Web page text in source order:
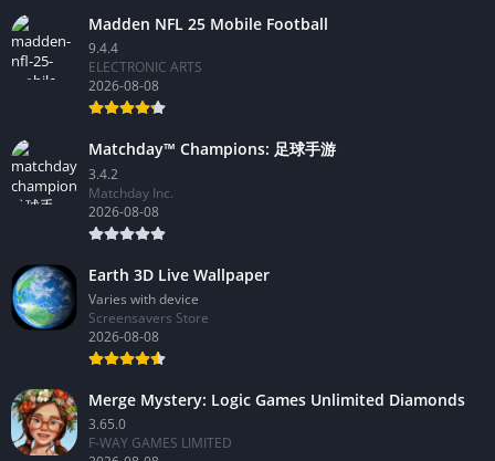
Madden NFL 25 Mobile Football
9.4.4
ELECTRONIC ARTS
2026-08-08
Matchday™ Champions: 足球手游
3.4.2
Matchday Inc.
2026-08-08
Earth 3D Live Wallpaper
Varies with device
Screensavers Store
2026-08-08
Merge Mystery: Logic Games Unlimited Diamonds
3.65.0
F-WAY GAMES LIMITED